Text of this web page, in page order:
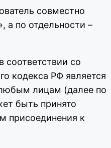
совместно
по отдельности –
соответствии со
кодекса РФ является
лицам (далее по
быть принято
присоединения к